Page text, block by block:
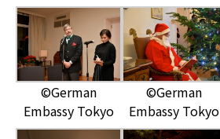
©German
Embassy Tokyo
©German
Embassy Tokyo